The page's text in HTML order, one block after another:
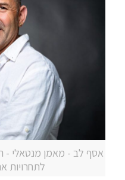
אסף לב - מאמן מנטאלי -
לתחרויות